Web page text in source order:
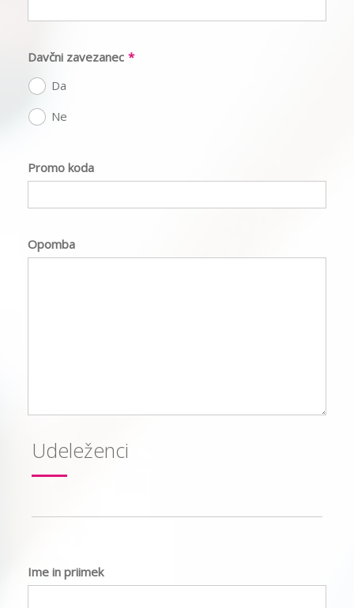
Davčni zavezanec *
Da
Ne
Promo koda
Opomba
Udeleženci
Ime in priimek